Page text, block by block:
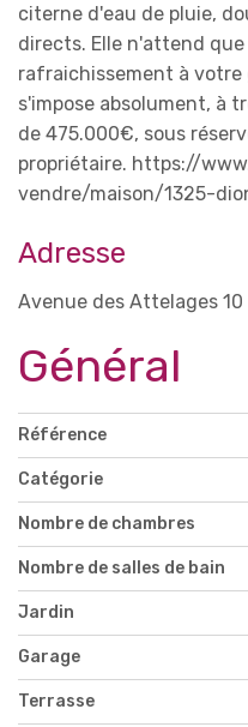
citerne d'eau de pluie,
directs. Elle n'attend
rafraichissement à votre
s'impose absolument, à
de 475.000€, sous
propriétaire. https://
vendre/maison/1325-
Adresse
Avenue des Attelages
Général
Référence
Catégorie
Nombre de chambres
Nombre de salles de bain
Jardin
Garage
Terrasse